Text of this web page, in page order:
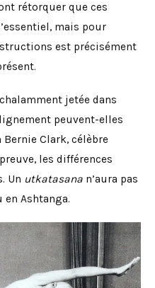
rétorquer que ces
mais pour
est précisément
jetée dans
peuvent-elles
Clark, célèbre
les différences
Un utkatasana n’aura pas
en Ashtanga.